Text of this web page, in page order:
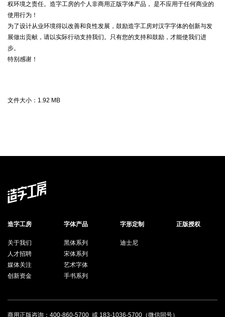
权环境之责任。造字工房的个人非商用正版字体产品， 是不应用于任何商业的
使用行为！
为了设计从业环境得以改善和良性发展，鼓励造字工房对汉字字体的创新与发
展做出贡献，请以实际行动支持我们。只有您的支持和鼓励，才能使我们进
步。
特别感谢！
文件大小： 1.92 MB
造字工房
关于我们
人才招聘
媒体关注
创新资金
字体产品
黑体系列
宋体系列
艺术字体
手书系列
字形定制
迪士尼
正版授权
商用正版咨询： 400-860-5700 或 183-1036-5700 （微信同号）